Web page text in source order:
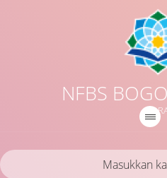
NFBS